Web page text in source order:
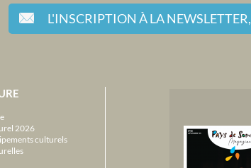
L'INSCRIPTION À LA NEWSLETTER,
2026
culturels